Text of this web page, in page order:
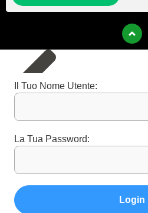
Il Tuo Nome Utente:
La Tua Password:
Login